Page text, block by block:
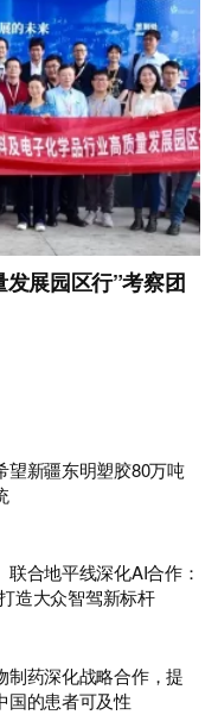
展园区行”考察团
望新疆东明塑胶80万吨
合地平线深化AI合作：
造大众智驾新标杆
制药深化战略合作，提
国的患者可及性